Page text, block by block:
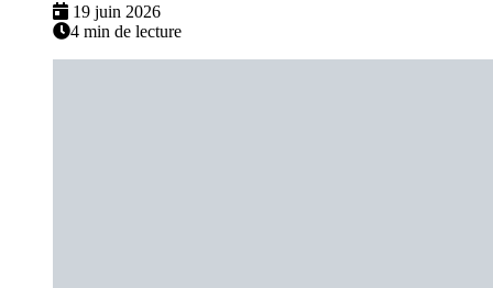
19 juin 2026
4 min de lecture